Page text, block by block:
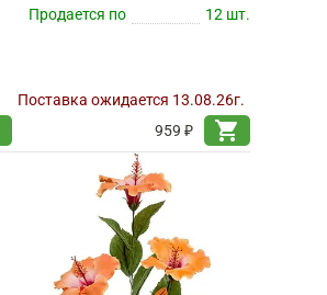
Продается по
12 шт.
Поставка ожидается 13.08.26г.
959 ₽
shopping_cart